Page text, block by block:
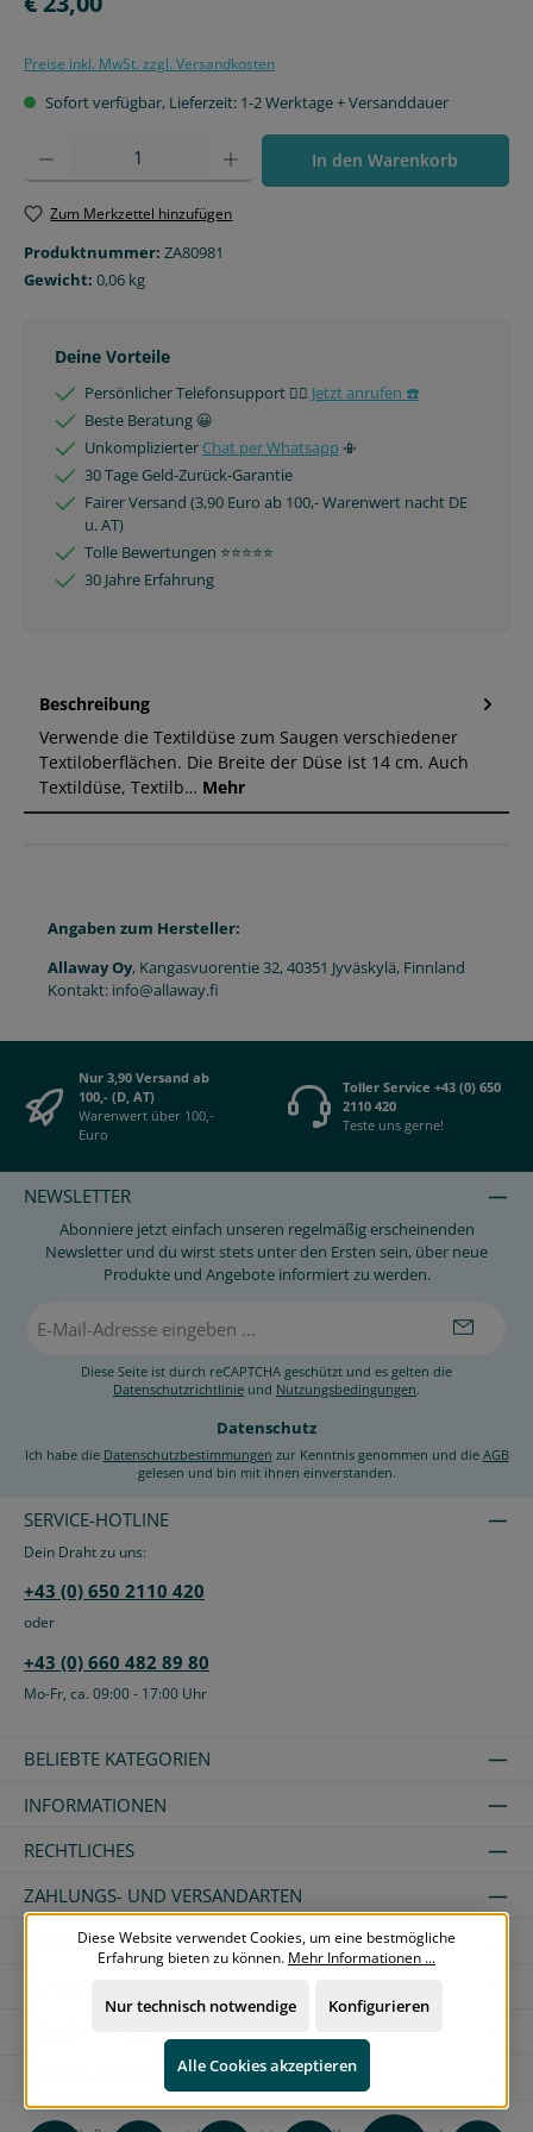
Preise inkl. MwSt. zzgl. Versandkosten
Sofort verfügbar, Lieferzeit: 1-2 Werktage + Versanddauer
Produkt Anzahl: Gib den gewünschten Wert ein oder benutze die
In den Warenkorb
Zum Merkzettel hinzufügen
Produktnummer: ZA80981
Gewicht: 0,06 kg
Deine Vorteile
Persönlicher Telefonsupport 🙋‍♂️ Jetzt anrufen ☎️
Beste Beratung 😀
Unkomplizierter Chat per Whatsapp 📳
30 Tage Geld-Zurück-Garantie
Fairer Versand (3,90 Euro ab 100,- Warenwert nacht DE
u. AT)
Tolle Bewertungen ⭐️⭐️⭐️⭐️⭐️
30 Jahre Erfahrung
Beschreibung
Verwende die Textildüse zum Saugen verschiedener
Textiloberflächen. Die Breite der Düse ist 14 cm. Auch
Textildüse, Textilb… Mehr
Angaben zum Hersteller:
Allaway Oy, Kangasvuorentie 32, 40351 Jyväskylä, Finnland
Kontakt: info@allaway.fi
Nur 3,90 Versand ab
100,- (D, AT)
Warenwert über 100,-
Euro
Toller Service +43 (0) 650
2110 420
Teste uns gerne!
NEWSLETTER
Abonniere jetzt einfach unseren regelmäßig erscheinenden
Newsletter und du wirst stets unter den Ersten sein, über neue
Produkte und Angebote informiert zu werden.
Mail-
Diese Seite ist durch reCAPTCHA geschützt und es gelten die
Datenschutzrichtlinie und Nutzungsbedingungen.
Datenschutz
Ich habe die Datenschutzbestimmungen zur Kenntnis genommen und die AGB
gelesen und bin mit ihnen einverstanden.
SERVICE-HOTLINE
Dein Draht zu uns:
+43 (0) 650 2110 420
oder
+43 (0) 660 482 89 80
Mo-Fr, ca. 09:00 - 17:00 Uhr
BELIEBTE KATEGORIEN
INFORMATIONEN
RECHTLICHES
ZAHLUNGS- UND VERSANDARTEN
ÜBER UNS
UNSERE COMMUNITIES
Diese Website verwendet Cookies, um eine bestmögliche
Erfahrung bieten zu können. Mehr Informationen ...
Nur technisch notwendige Konfigurieren
Alle Cookies akzeptieren